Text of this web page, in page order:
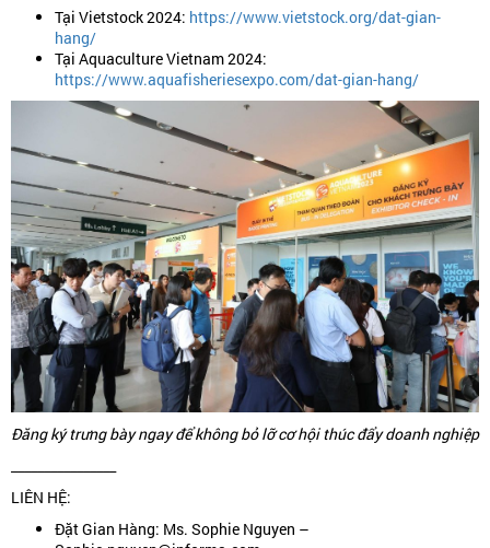
Tại Vietstock 2024: https://www.vietstock.org/dat-gian-
hang/
Tại Aquaculture Vietnam 2024:
https://www.aquafisheriesexpo.com/dat-gian-hang/
Đăng ký trưng bày ngay để không bỏ lỡ cơ hội thúc đẩy doanh nghiệp
LIÊN HỆ:
Đặt Gian Hàng: Ms. Sophie Nguyen –